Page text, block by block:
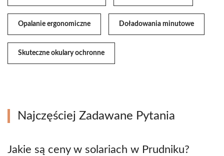
Opalanie ergonomiczne Doładowania minutowe
Skuteczne okulary ochronne
Najczęściej Zadawane Pytania
Jakie są ceny w solariach w Prudniku?